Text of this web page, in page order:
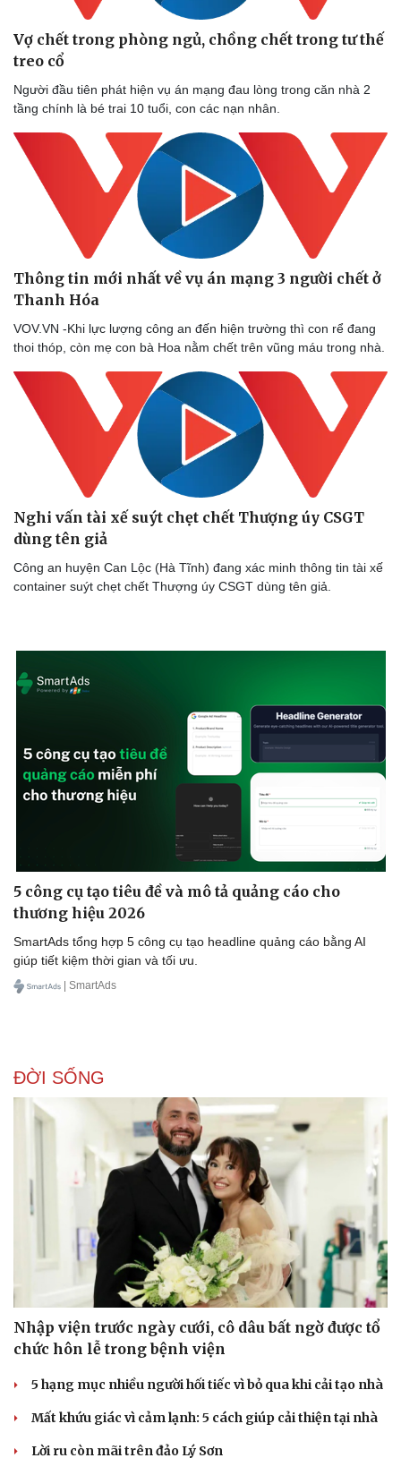
Thể thao
Bóng đá
Lịch thi đấu bóng đá
Thế giới thể thao
eSports
Hậu trường
Ô tô - Xe máy
Ô tô
Xe máy
Tư vấn
Doanh nghiệp
Doanh nghiệp 24h
Vì cộng đồng
Công nghệ
Tin Công nghệ
Chuyển đổi số
Vợ chết trong phòng ngủ, chồng chết trong tư thế
treo cổ
Người đầu tiên phát hiện vụ án mạng đau lòng trong căn nhà 2
tầng chính là bé trai 10 tuổi, con các nạn nhân.
Thông tin mới nhất về vụ án mạng 3 người chết ở
Thanh Hóa
VOV.VN -Khi lực lượng công an đến hiện trường thì con rể đang
thoi thóp, còn mẹ con bà Hoa nằm chết trên vũng máu trong nhà.
Nghi vấn tài xế suýt chẹt chết Thượng úy CSGT
dùng tên giả
Công an huyện Can Lộc (Hà Tĩnh) đang xác minh thông tin tài xế
container suýt chẹt chết Thượng úy CSGT dùng tên giả.
5 công cụ tạo tiêu đề và mô tả quảng cáo cho
thương hiệu 2026
SmartAds tổng hợp 5 công cụ tạo headline quảng cáo bằng AI
giúp tiết kiệm thời gian và tối ưu.
| SmartAds
ĐỜI SỐNG
Nhập viện trước ngày cưới, cô dâu bất ngờ được tổ
chức hôn lễ trong bệnh viện
5 hạng mục nhiều người hối tiếc vì bỏ qua khi cải tạo nhà
Mất khứu giác vì cảm lạnh: 5 cách giúp cải thiện tại nhà
Lời ru còn mãi trên đảo Lý Sơn